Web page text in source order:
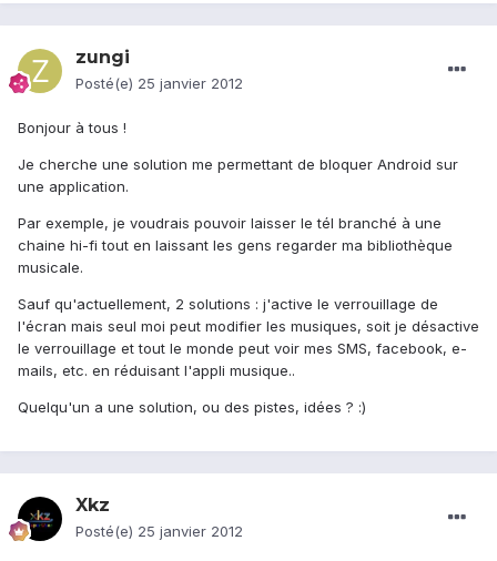
zungi
Posté(e) 25 janvier 2012
Bonjour à tous !
Je cherche une solution me permettant de bloquer Android sur
une application.
Par exemple, je voudrais pouvoir laisser le tél branché à une
chaine hi-fi tout en laissant les gens regarder ma bibliothèque
musicale.
Sauf qu'actuellement, 2 solutions : j'active le verrouillage de
l'écran mais seul moi peut modifier les musiques, soit je désactive
le verrouillage et tout le monde peut voir mes SMS, facebook, e-
mails, etc. en réduisant l'appli musique..
Quelqu'un a une solution, ou des pistes, idées ? :)
Xkz
Posté(e) 25 janvier 2012